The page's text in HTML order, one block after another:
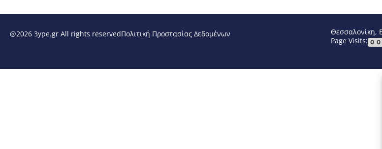
@2026 3ype.gr All rights reservedΠολιτική Προστασίας Δεδομένων Θεσσαλονίκη,
Page Visits: